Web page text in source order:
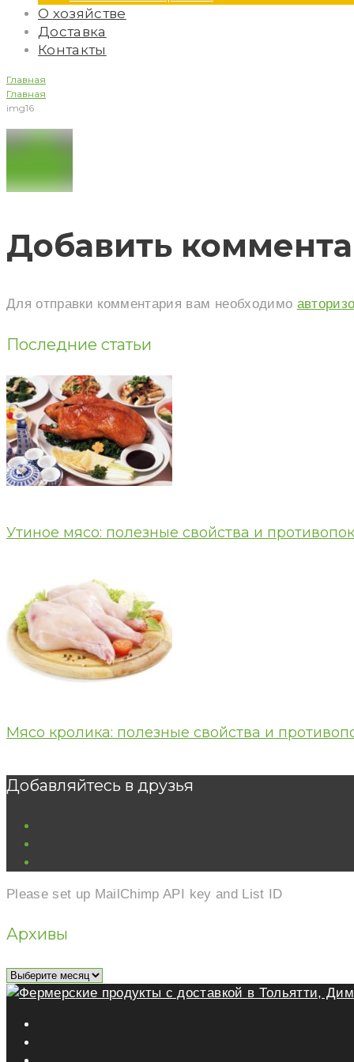
О хозяйстве
Доставка
Контакты
Главная
Главная
img16
img16
Добавить
Для отправки комментария вам необходимо
Последние статьи
Утиное мясо: полезные свойства и
Мясо кролика: полезные свойства и
Добавляйтесь в друзья
Please set up MailChimp API key and List ID
Архивы
Архивы